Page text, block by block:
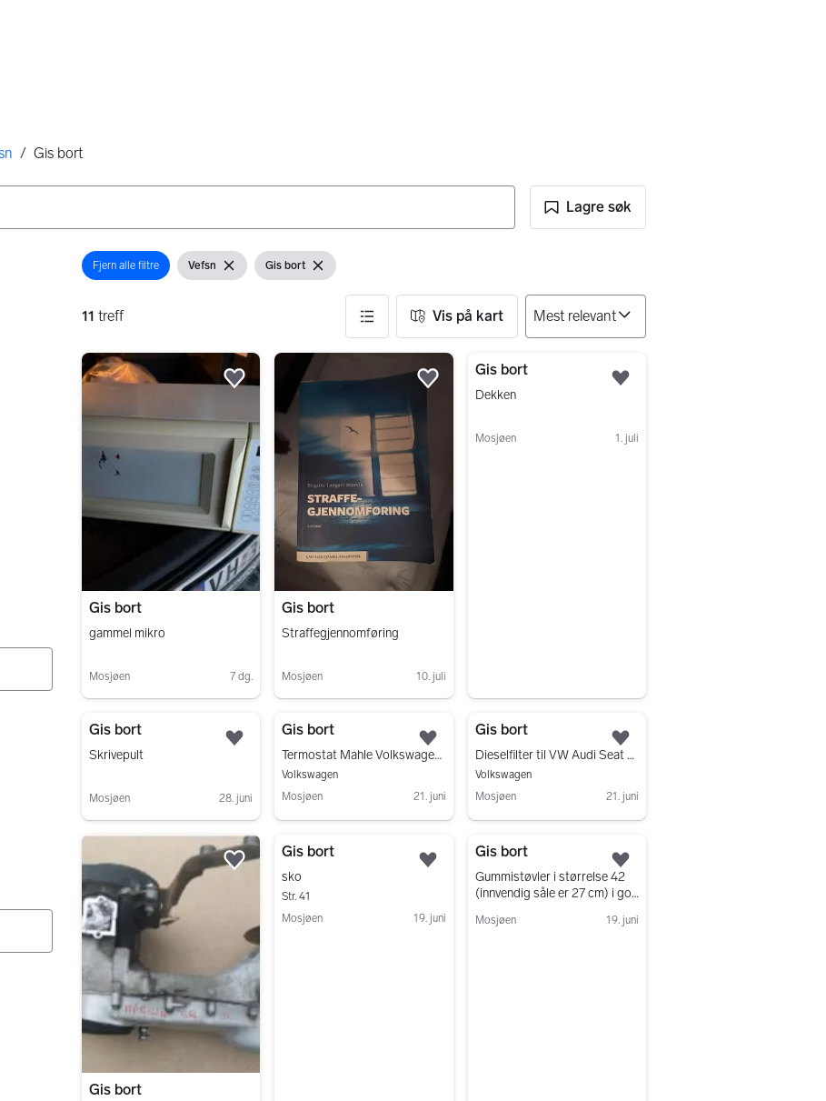
/ Gis bort
Lagre søk
Åpne filter
Fjern alle filtre Vis filter
Vefsn Fjern filterVis filter
Gis bort Fjern filter
11 treff Vis på kart
11 resultater
Gis bort
gammel mikro
Mosjøen 7 dg.
Legg til som favoritt.
Gis bort
Straffegjennomføring
Mosjøen 10. juli
Legg til som favoritt.
Gis bort
Dekken
Mosjøen 1. juli
Gis bort
Skrivepult
Mosjøen 28. juni
Legg til som favoritt.
Gis bort
Termostat Mahle Volkswagen Audi Seat Skoda
Volkswagen
Mosjøen
21. juni
Legg til som favoritt.
Gå til annonsen
Gis bort
Dieselfilter til VW Audi Seat Skoda 1.6 1.9 2.0 TDI
Volkswagen
Mosjøen
21. juni
Gå til annonsen
Gis bort
Legg til som favoritt.
Gis bort
sko
Str. 41
Mosjøen
19. juni
Legg til som favoritt.
Gis bort
Gummistøvler i størrelse 42
(innvendig såle er 27 cm) i god
Mosjøen 19. juni